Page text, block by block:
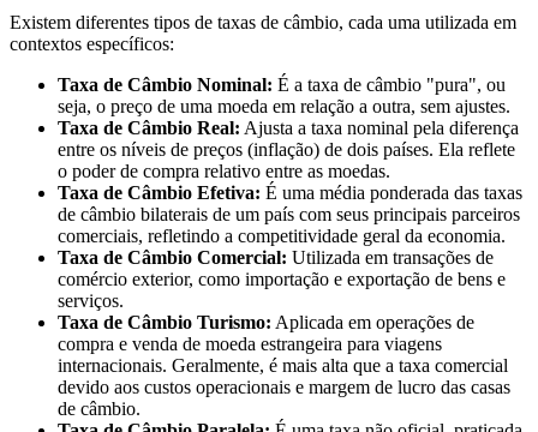
Existem diferentes tipos de taxas de câmbio, cada uma utilizada em
contextos específicos:
Taxa de Câmbio Nominal: É a taxa de câmbio "pura", ou
seja, o preço de uma moeda em relação a outra, sem ajustes.
Taxa de Câmbio Real: Ajusta a taxa nominal pela diferença
entre os níveis de preços (inflação) de dois países. Ela reflete
o poder de compra relativo entre as moedas.
Taxa de Câmbio Efetiva: É uma média ponderada das taxas
de câmbio bilaterais de um país com seus principais parceiros
comerciais, refletindo a competitividade geral da economia.
Taxa de Câmbio Comercial: Utilizada em transações de
comércio exterior, como importação e exportação de bens e
serviços.
Taxa de Câmbio Turismo: Aplicada em operações de
compra e venda de moeda estrangeira para viagens
internacionais. Geralmente, é mais alta que a taxa comercial
devido aos custos operacionais e margem de lucro das casas
de câmbio.